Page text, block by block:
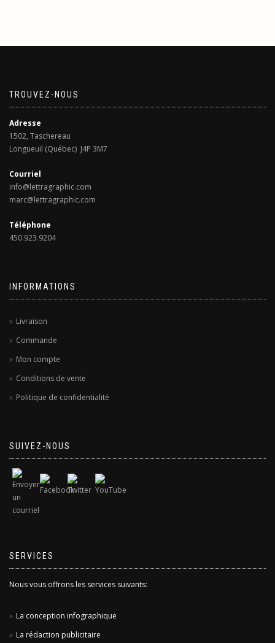
TROUVEZ-NOUS
Adresse
1502, Taschereau
Longueuil (Québec) J4P 3M7
Courriel
info@lettragraphic.com
marc@lettragraphic.com
Téléphone
450.923.9204
INFORMATIONS
Livraison
Commande
Mon compte
Conditions de vente
Politique de confidentialité
SUIVEZ-NOUS
SERVICES
Nous vous offrons les services suivants:
La conception infographique
La rédaction publicitaire